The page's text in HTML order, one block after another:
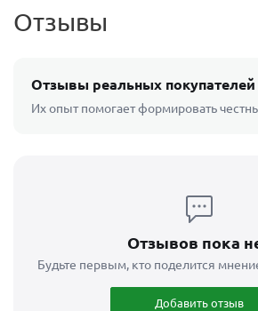
Отзывы
Отзывы реальных покупателей
Их опыт помогает формировать
Отзывов пока
Будьте первым, кто поделится
Добавить отзыв